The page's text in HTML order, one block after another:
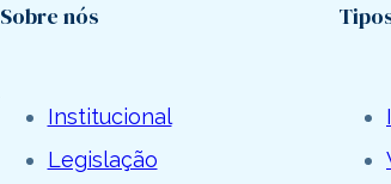
Sobre nós
Institucional
Legislação